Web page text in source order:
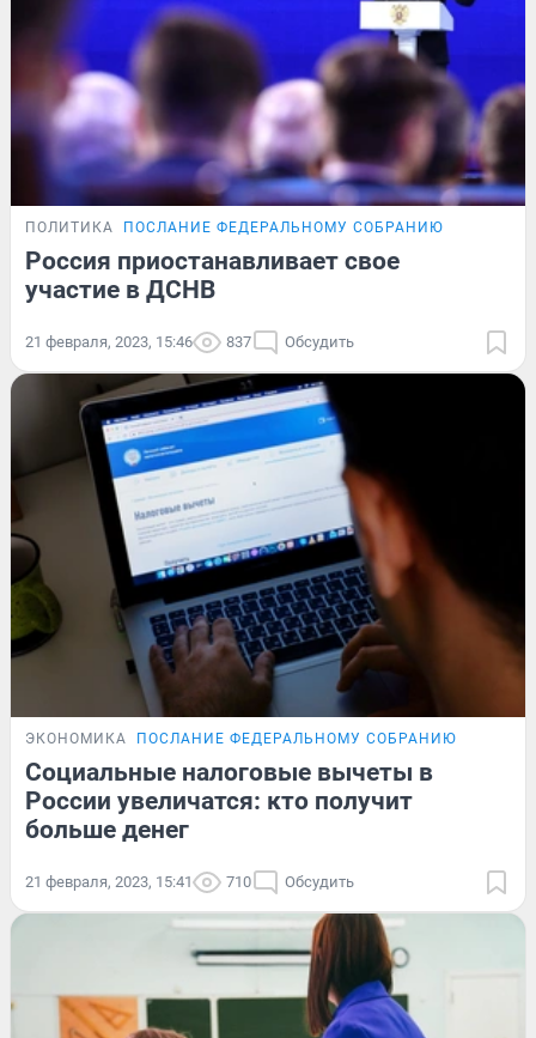
ПОЛИТИКА ПОСЛАНИЕ ФЕДЕРАЛЬНОМУ СОБРАНИЮ
Россия приостанавливает свое
участие в ДСНВ
21 февраля, 2023, 15:46 837 Обсудить
ЭКОНОМИКА ПОСЛАНИЕ ФЕДЕРАЛЬНОМУ СОБРАНИЮ
Социальные налоговые вычеты в
России увеличатся: кто получит
больше денег
21 февраля, 2023, 15:41 710 Обсудить